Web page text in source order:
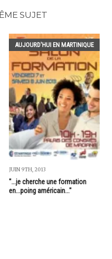
SUJET
AUJOURD'HUI EN MARTINIQUE
JUIN 9TH, 2013
"...je cherche une formation
en...poing américain..."